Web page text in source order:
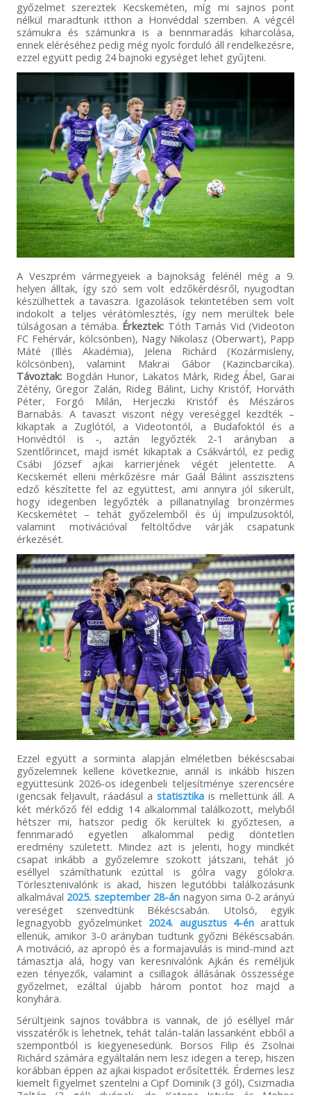
győzelmet szereztek Kecskeméten, míg mi sajnos pont
nélkül maradtunk itthon a Honvéddal szemben. A végcél
számukra és számunkra is a bennmaradás kiharcolása,
ennek eléréséhez pedig még nyolc forduló áll rendelkezésre,
ezzel együtt pedig 24 bajnoki egységet lehet gyűjteni.
A Veszprém vármegyeiek a bajnokság felénél még a 9.
helyen álltak, így szó sem volt edzőkérdésről, nyugodtan
készülhettek a tavaszra. Igazolások tekintetében sem volt
indokolt a teljes vérátömlesztés, így nem merültek bele
túlságosan a témába. Érkeztek: Tóth Tamás Vid (Videoton
FC Fehérvár, kölcsönben), Nagy Nikolasz (Oberwart), Papp
Máté (Illés Akadémia), Jelena Richárd (Kozármisleny,
kölcsönben), valamint Makrai Gábor (Kazincbarcika).
Távoztak:Bogdán Hunor, Lakatos Márk, Rideg Ábel, Garai
Zétény, Gregor Zalán, Rideg Bálint, Lichy Kristóf, Horváth
Péter, Forgó Milán, Herjeczki Kristóf és Mészáros
Barnabás. A tavaszt viszont négy vereséggel kezdték –
kikaptak a Zuglótól, a Videotontól, a Budafoktól és a
Honvédtól is -, aztán legyőzték 2-1 arányban a
Szentlőrincet, majd ismét kikaptak a Csákvártól, ez pedig
Csábi József ajkai karrierjének végét jelentette. A
Kecskemét elleni mérkőzésre már Gaál Bálint asszisztens
edző készítette fel az együttest, ami annyira jól sikerült,
hogy idegenben legyőzték a pillanatnyilag bronzérmes
Kecskemétet – tehát győzelemből és új impulzusoktól,
valamint motivációval feltöltődve várják csapatunk
érkezését.
Ezzel együtt a sorminta alapján elméletben békéscsabai
győzelemnek kellene következnie, annál is inkább hiszen
együttesünk 2026-os idegenbeli teljesítménye szerencsére
igencsak feljavult, ráadásul a statisztika is mellettünk áll. A
két mérkőző fél eddig 14 alkalommal találkozott, melyből
hétszer mi, hatszor pedig ők kerültek ki győztesen, a
fennmaradó egyetlen alkalommal pedig döntetlen
eredmény született. Mindez azt is jelenti, hogy mindkét
csapat inkább a győzelemre szokott játszani, tehát jó
eséllyel számíthatunk ezúttal is gólra vagy gólokra.
Törlesztenivalónk is akad, hiszen legutóbbi találkozásunk
alkalmával 2025. szeptember 28-án nagyon sima 0-2 arányú
vereséget szenvedtünk Békéscsabán. Utolsó, egyik
legnagyobb győzelmünket 2024. augusztus 4-énarattuk
ellenük, amikor 3-0 arányban tudtunk győzni Békéscsabán.
A motiváció, az apropó és a formajavulás is mind-mind azt
támasztja alá, hogy van keresnivalónk Ajkán és reméljük
ezen tényezők, valamint a csillagok állásának összessége
győzelmet, ezáltal újabb három pontot hoz majd a
konyhára.
Sérültjeink sajnos továbbra is vannak, de jó eséllyel már
visszatérők is lehetnek, tehát talán-talán lassanként ebből a
szempontból is kiegyenesedünk. Borsos Filip és Zsolnai
Richárd számára egyáltalán nem lesz idegen a terep, hiszen
korábban éppen az ajkai kispadot erősítették. Érdemes lesz
kiemelt figyelmet szentelni a Cipf Dominik (3 gól), Csizmadia